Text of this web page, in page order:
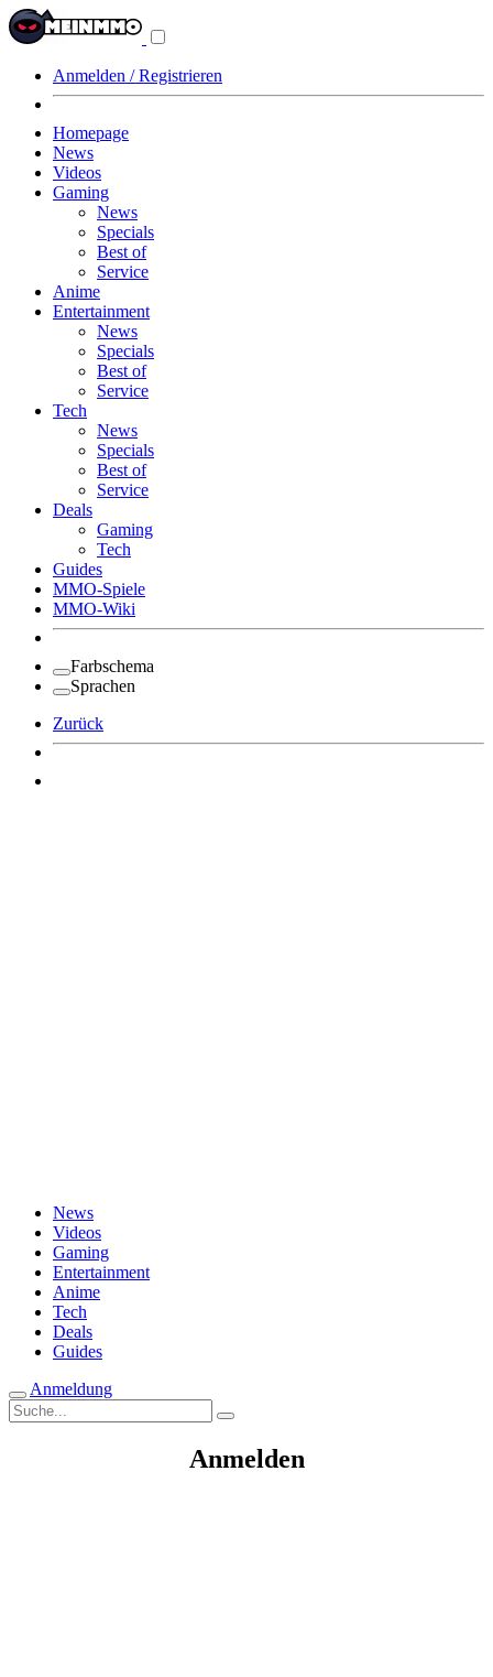
Anmelden / Registrieren
Homepage
News
Videos
Gaming
News
Specials
Best of
Service
Anime
Entertainment
News
Specials
Best of
Service
Tech
News
Specials
Best of
Service
Deals
Gaming
Tech
Guides
MMO-Spiele
MMO-Wiki
Farbschema
Sprachen
Zurück
News
Videos
Gaming
Entertainment
Anime
Tech
Deals
Guides
Anmeldung
Suche
nach:
Anmelden